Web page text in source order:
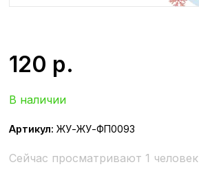
120 р.
В наличии
Артикул: ЖУ-ЖУ-ФП0093
Сейчас просматривают 1 человек